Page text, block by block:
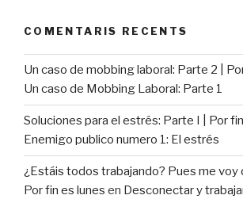
COMENTARIS RECENTS
Un caso de mobbing laboral: Parte 2 |
Un caso de Mobbing Laboral: Parte 1
Soluciones para el estrés: Parte I | Por
Enemigo publico numero 1: El estrés
¿Estáis todos trabajando? Pues me voy
Por fin es lunes en Desconectar y